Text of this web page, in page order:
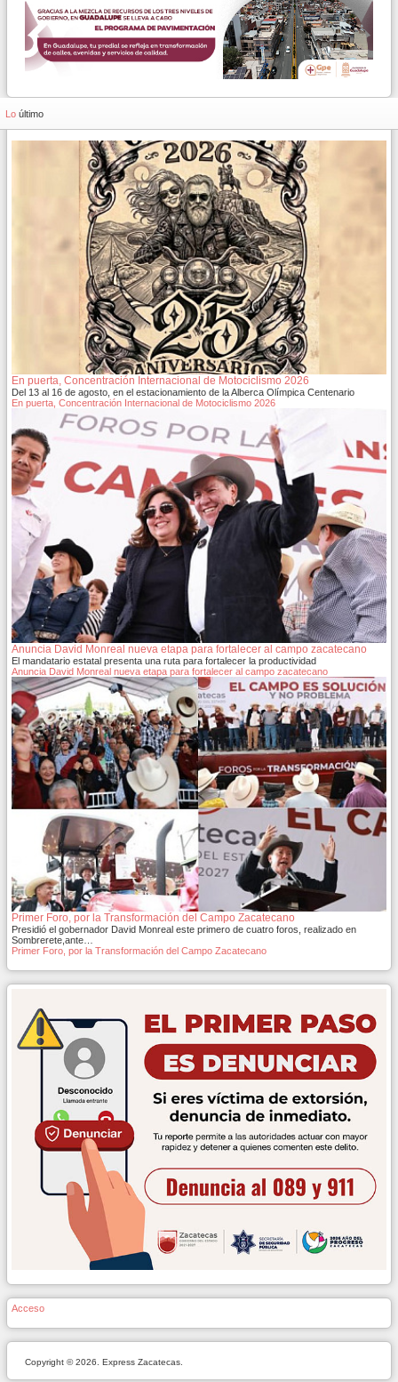
Lo último
En puerta, Concentración Internacional de Motociclismo 2026
Del 13 al 16 de agosto, en el estacionamiento de la Alberca Olímpica Centenario
En puerta, Concentración Internacional de Motociclismo 2026
Anuncia David Monreal nueva etapa para fortalecer al campo zacatecano
El mandatario estatal presenta una ruta para fortalecer la productividad
Anuncia David Monreal nueva etapa para fortalecer al campo zacatecano
Primer Foro, por la Transformación del Campo Zacatecano
Presidió el gobernador David Monreal este primero de cuatro foros, realizado en
Sombrerete,ante…
Primer Foro, por la Transformación del Campo Zacatecano
Acceso
Copyright © 2026. Express Zacatecas.